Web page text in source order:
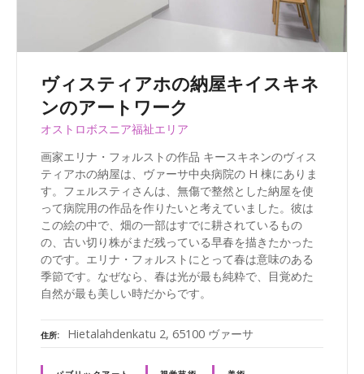
ヴィスティアホの納屋キイスキネ
ンのアートワーク
オストロボスニア福祉エリア
画家エリナ・フォルストの作品 キースキネンのヴィス
ティアホの納屋は、ヴァーサ中央病院の H 棟にありま
す。フェルスティさんは、無傷で整然とした納屋を使
って病院用の作品を作りたいと考えていました。彼は
この絵の中で、畑の一部はすでに耕されているもの
の、古い切り株がまだ残っている早春を描きたかった
のです。エリナ・フォルストにとって春は意味のある
季節です。なぜなら、春は光が最も純粋で、目覚めた
自然が最も美しい時だからです。
住所 Hietalahdenkatu 2, 65100 ヴァーサ